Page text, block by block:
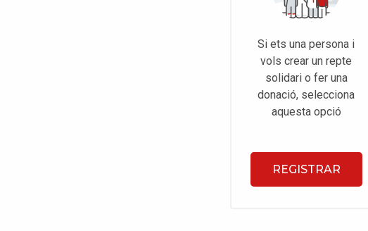
Si ets una persona i
vols crear un repte
solidari o fer una
donació, selecciona
aquesta opció
REGISTRAR